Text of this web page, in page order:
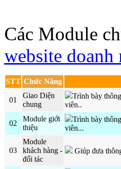
Các Module
website doanh
STT Chức Năng
01
Giao Diện
chung
Trình bày
viên..
02
Module giới
thiệu
Trình bày
viên...
03
Module
khách hàng -
đối tác
Giúp đưa